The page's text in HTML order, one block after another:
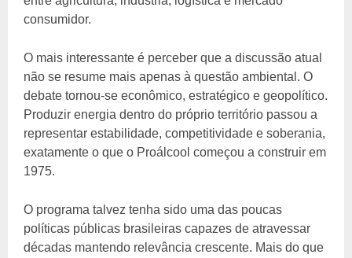
consumidor.
O mais interessante é perceber que a discussão atual
não se resume mais apenas à questão ambiental. O
debate tornou-se econômico, estratégico e geopolítico.
Produzir energia dentro do próprio território passou a
representar estabilidade, competitividade e soberania,
exatamente o que o Proálcool começou a construir em
1975.
O programa talvez tenha sido uma das poucas
políticas públicas brasileiras capazes de atravessar
décadas mantendo relevância crescente. Mais do que